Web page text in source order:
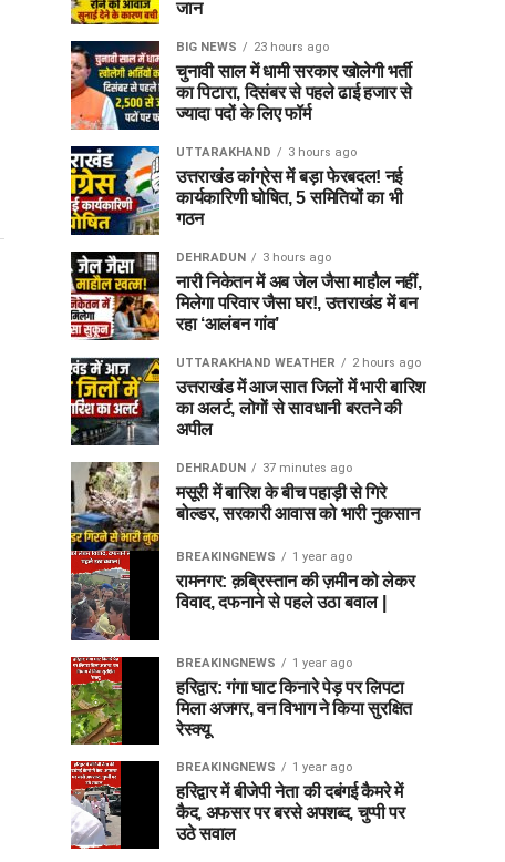
जान
BIG NEWS 23 hours ago
चुनावी साल में धामी सरकार खोलेगी भर्ती
का पिटारा, दिसंबर से पहले ढाई हजार से
ज्यादा पदों के लिए फॉर्म
UTTARAKHAND 3 hours ago
उत्तराखंड कांग्रेस में बड़ा फेरबदल! नई
कार्यकारिणी घोषित, 5 समितियों का भी
गठन
DEHRADUN 3 hours ago
नारी निकेतन में अब जेल जैसा माहौल नहीं,
मिलेगा परिवार जैसा घर!, उत्तराखंड में बन
रहा ‘आलंबन गांव’
UTTARAKHAND WEATHER 2 hours ago
उत्तराखंड में आज सात जिलों में भारी बारिश
का अलर्ट, लोगों से सावधानी बरतने की
अपील
DEHRADUN 37 minutes ago
मसूरी में बारिश के बीच पहाड़ी से गिरे
बोल्डर, सरकारी आवास को भारी नुकसान
BREAKINGNEWS 1 year ago
रामनगर: क़ब्रिस्तान की ज़मीन को लेकर
विवाद, दफनाने से पहले उठा बवाल |
BREAKINGNEWS 1 year ago
हरिद्वार: गंगा घाट किनारे पेड़ पर लिपटा
मिला अजगर, वन विभाग ने किया सुरक्षित
रेस्क्यू
BREAKINGNEWS 1 year ago
हरिद्वार में बीजेपी नेता की दबंगई कैमरे में
कैद, अफसर पर बरसे अपशब्द, चुप्पी पर
उठे सवाल